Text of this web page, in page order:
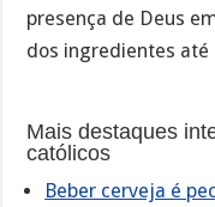
presença de Deus
dos ingredientes até
Mais destaques
católicos
Beber cerveja é